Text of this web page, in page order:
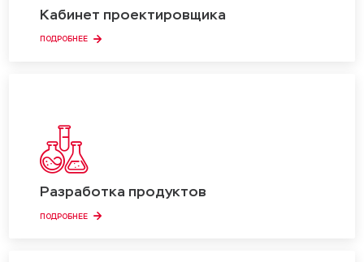
Кабинет проектировщика
ПОДРОБНЕЕ
Разработка продуктов
ПОДРОБНЕЕ